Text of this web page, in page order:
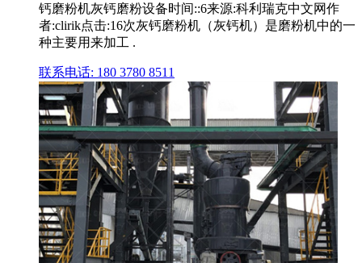
钙磨粉机灰钙磨粉设备时间::6来源:科利瑞克中文网作
者:clirik点击:16次灰钙磨粉机（灰钙机）是磨粉机中的一
种主要用来加工 .
联系电话: 180 3780 8511